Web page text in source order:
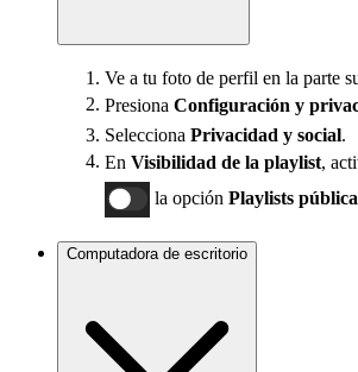
Ve a tu foto de perfil en la parte
Presiona Configuración y
Selecciona Privacidad y social.
En Visibilidad de la playlist ,
la opción Playlists
Computadora de escritorio